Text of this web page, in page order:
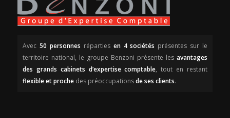
Avec 50 personnes réparties en 4 sociétés présentes sur le
territoire national, le groupe Benzoni présente lesavantages
des grands cabinets d’expertise comptable, tout en restant
flexible et prochedes préoccupationsde ses clients.